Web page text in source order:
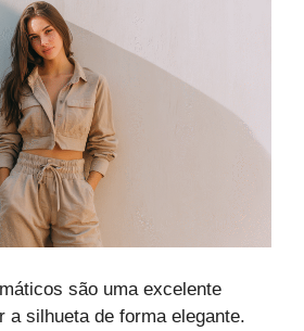
são uma excelente
a silhueta de forma elegante.